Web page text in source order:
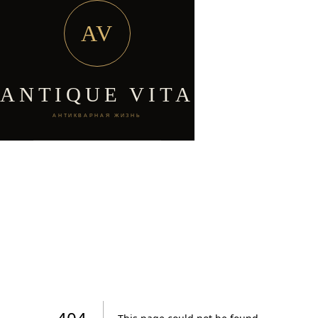
AV
ANTIQUE VITA
АНТИКВАРНАЯ ЖИЗНЬ